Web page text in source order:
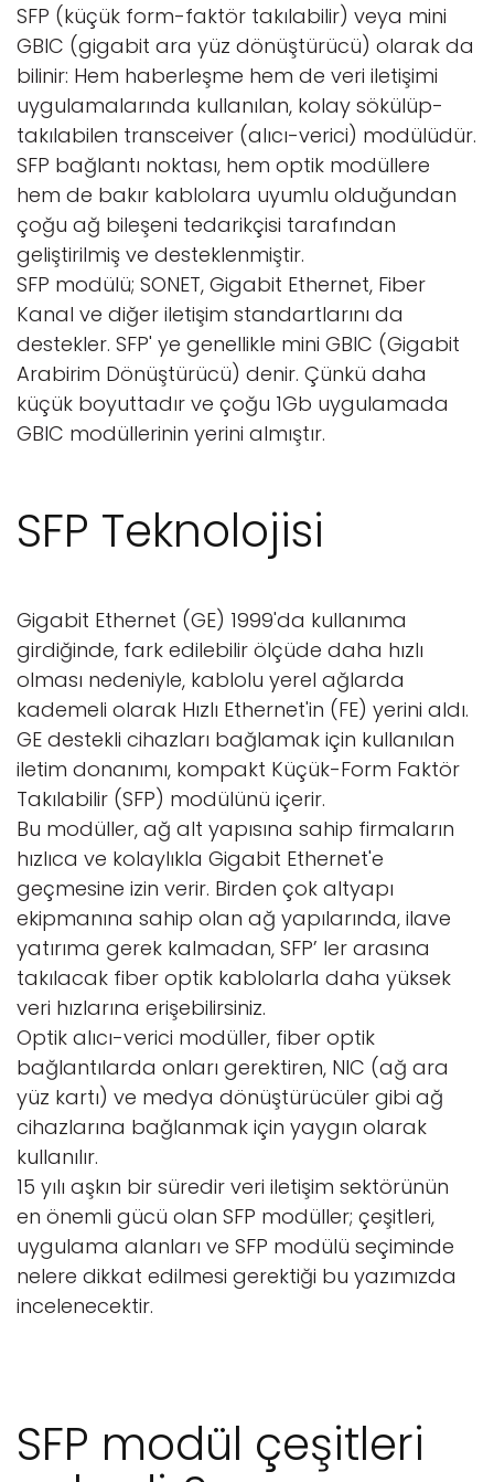
SFP (küçük form-faktör takılabilir) veya mini
GBIC (gigabit ara yüz dönüştürücü) olarak da
bilinir: Hem haberleşme hem de veri iletişimi
uygulamalarında kullanılan, kolay sökülüp-
takılabilen transceiver (alıcı-verici) modülüdür.
SFP bağlantı noktası, hem optik modüllere
hem de bakır kablolara uyumlu olduğundan
çoğu ağ bileşeni tedarikçisi tarafından
geliştirilmiş ve desteklenmiştir.
SFP modülü; SONET, Gigabit Ethernet, Fiber
Kanal ve diğer iletişim standartlarını da
destekler. SFP' ye genellikle mini GBIC (Gigabit
Arabirim Dönüştürücü) denir. Çünkü daha
küçük boyuttadır ve çoğu 1Gb uygulamada
GBIC modüllerinin yerini almıştır.
SFP Teknolojisi
Gigabit Ethernet (GE) 1999'da kullanıma
girdiğinde, fark edilebilir ölçüde daha hızlı
olması nedeniyle, kablolu yerel ağlarda
kademeli olarak Hızlı Ethernet'in (FE) yerini aldı.
GE destekli cihazları bağlamak için kullanılan
iletim donanımı, kompakt Küçük-Form Faktör
Takılabilir (SFP) modülünü içerir.
Bu modüller, ağ alt yapısına sahip firmaların
hızlıca ve kolaylıkla Gigabit Ethernet'e
geçmesine izin verir. Birden çok altyapı
ekipmanına sahip olan ağ yapılarında, ilave
yatırıma gerek kalmadan, SFP’ ler arasına
takılacak fiber optik kablolarla daha yüksek
veri hızlarına erişebilirsiniz.
Optik alıcı-verici modüller, fiber optik
bağlantılarda onları gerektiren, NIC (ağ ara
yüz kartı) ve medya dönüştürücüler gibi ağ
cihazlarına bağlanmak için yaygın olarak
kullanılır.
15 yılı aşkın bir süredir veri iletişim sektörünün
en önemli gücü olan SFP modüller; çeşitleri,
uygulama alanları ve SFP modülü seçiminde
nelere dikkat edilmesi gerektiği bu yazımızda
incelenecektir.
SFP modül çeşitleri